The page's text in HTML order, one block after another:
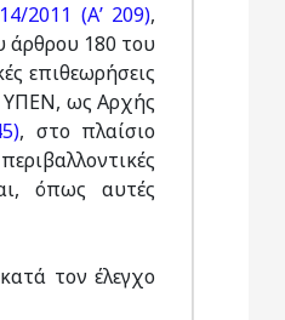
2011 (Α’ 209),
άρθρου 180 του
επιθεωρήσεις
ΥΠΕΝ, ως Αρχής
, στο πλαίσιο
όπως αυτές
τον έλεγχο